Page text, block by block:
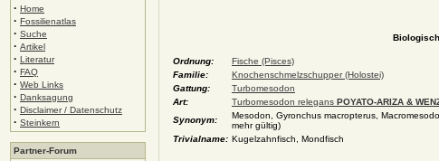
· Home
· Fossilienatlas
· Suche
· Artikel
· Literatur
· FAQ
· Web Links
· Danksagung
· Disclaimer / Datenschutz
· Steinkern
Partner-Forum
Ordnung:
Fische (Pisces)
Familie:
Knochenschmelzschupper (Holostei)
Gattung:
Turbomesodon
Art:
Turbomesodon relegans POYATO-ARIZA &
Synonym:
Mesodon, Gyronchus macropterus,
mehr gültig)
Trivialname: Kugelzahnfisch, Mondfisch